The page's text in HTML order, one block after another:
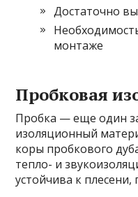
Достаточно
монтаже
Пробковая
Пробка — еще один
изоляционный
коры пробкового
тепло- и
устойчива к